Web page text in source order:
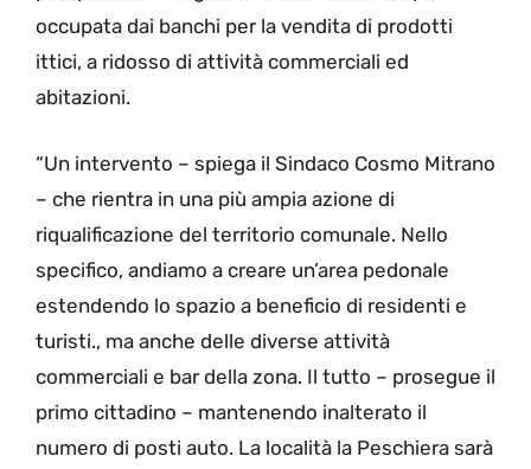
occupata dai banchi per la vendita di prodotti
ittici, a ridosso di attività commerciali ed
abitazioni.
“Un intervento – spiega il Sindaco Cosmo Mitrano
– che rientra in una più ampia azione di
riqualificazione del territorio comunale. Nello
specifico, andiamo a creare un’area pedonale
estendendo lo spazio a beneficio di residenti e
turisti., ma anche delle diverse attività
commerciali e bar della zona. Il tutto – prosegue il
primo cittadino – mantenendo inalterato il
numero di posti auto. La località la Peschiera sarà